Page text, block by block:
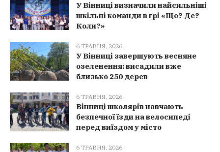
У Вінниці визначили найсильніші
шкільні команди в грі «Що? Де?
Коли?»
6 ТРАВНЯ, 2026
У Вінниці завершують весняне
озеленення: висадили вже
близько 250 дерев
6 ТРАВНЯ, 2026
Вінниці школярів навчають
безпечної їзди на велосипеді
перед виїздом у місто
6 ТРАВНЯ, 2026